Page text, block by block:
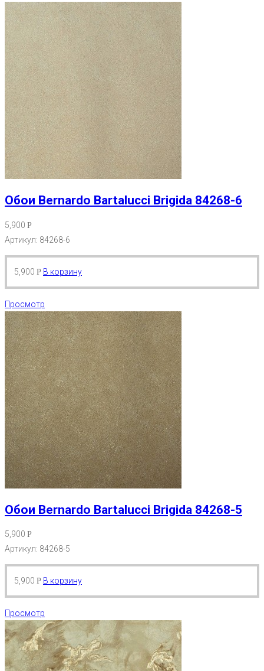
Обои Bernardo Bartalucci Brigida 84268-6
5,900 Р
Артикул: 84268-6
5,900 Р В корзину
Просмотр
Обои Bernardo Bartalucci Brigida 84268-5
5,900 Р
Артикул: 84268-5
5,900 Р В корзину
Просмотр